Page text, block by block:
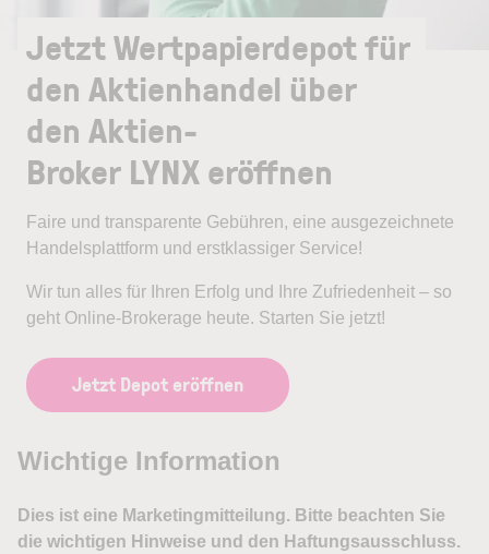
Jetzt Wertpapierdepot für
den Aktienhandel über
den Aktien-
Broker LYNX eröffnen
Faire und transparente Gebühren, eine ausgezeichnete
Handelsplattform und erstklassiger Service!
Wir tun alles für Ihren Erfolg und Ihre Zufriedenheit – so
geht Online-Brokerage heute. Starten Sie jetzt!
Jetzt Depot eröffnen